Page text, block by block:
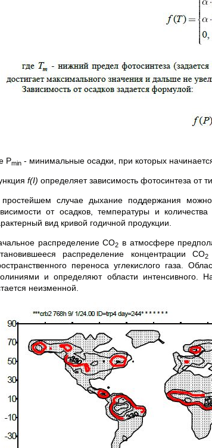
Pmin - минимальные осадки, при которых
f(I) определяет зависимость фотосинтеза от
случае дыхание поддержания
от осадков, температуры и
вид кривой годичной продукции.
распределение CO2 в атмосфере
распределение концентрации CO2
переноса углекислого газа.
и определяют области интенсивного.
неизменной.